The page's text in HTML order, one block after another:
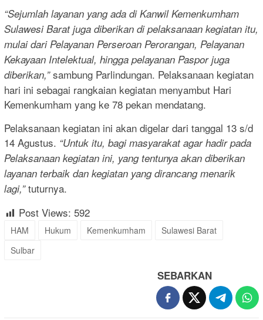
“Sejumlah layanan yang ada di Kanwil Kemenkumham
Sulawesi Barat juga diberikan di pelaksanaan kegiatan itu,
mulai dari Pelayanan Perseroan Perorangan, Pelayanan
Kekayaan Intelektual, hingga pelayanan Paspor juga
diberikan,”sambung Parlindungan. Pelaksanaan kegiatan
hari ini sebagai rangkaian kegiatan menyambut Hari
Kemenkumham yang ke 78 pekan mendatang.
Pelaksanaan kegiatan ini akan digelar dari tanggal 13 s/d
14 Agustus. “Untuk itu, bagi masyarakat agar hadir pada
Pelaksanaan kegiatan ini, yang tentunya akan diberikan
layanan terbaik dan kegiatan yang dirancang menarik
lagi,”tuturnya.
Post Views: 592
HAM Hukum Kemenkumham
Sulawesi Barat
Sulbar
SEBARKAN